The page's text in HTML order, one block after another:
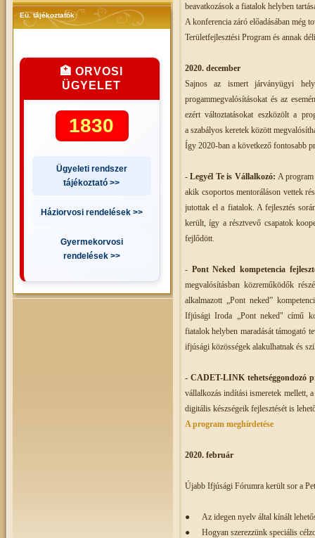
Eü. tájékoztatók
🏥 ORVOSI
ÜGYELET
1830
Ügyeleti rendszer
tájékoztató >>
Háziorvosi rendelések >>
Gyermekorvosi
rendelések >>
beavatkozások a fiatalok helyben
A konferencia záró előadásában még
Területfejlesztési Program és annak
2020. december
Sajnos az ismert járványügyi
progammegvalósításokat és az
ezért változtatásokat eszközölt a
a szabályos keretek között
Így 2020-ban a következő fontosabb
-Legyél Te is Vállalkozó: A program
akik csoportos mentoráláson vettek
jutottak el a fiatalok. A fejlesztés
került, így a résztvevő csapatok
fejlődött.
- Pont Neked kompetencia
megvalósításban közreműködők
alkalmazott „Pont neked”
Ifjúsági Iroda „Pont neked" című
fiatalok helyben maradását támogató
ifjúsági közösségek alakulhatnak és
- CADET-LINK tehetséggondozó
vállalkozás indítási ismeretek mellett,
digitális készségeik fejlesztését is
A program meghírdetése
2020. február
Újabb Ifjúsági Fórumra került sor a
●
Az idegen nyelv által kínált
●
Hogyan szerezzünk speciális